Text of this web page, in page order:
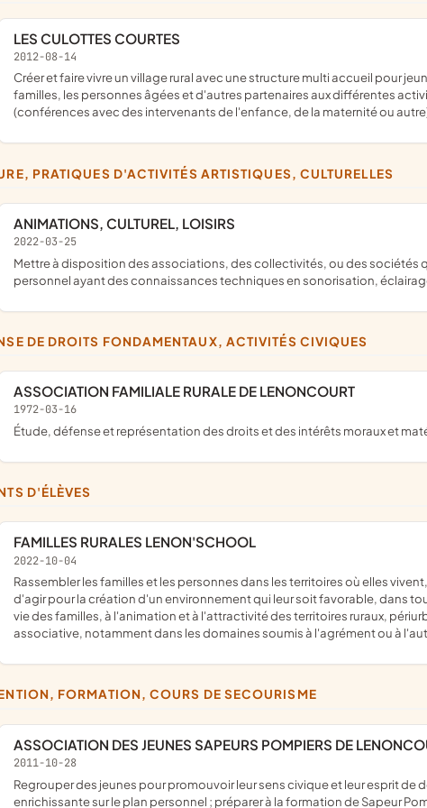
LES CULOTTES COURTES
2012-08-14
créer et faire vivre un village rural avec une structure multi accueil pour jeunes enfants ; faire participer les assistantes maternelles, les
familles, les personnes âgées et d'autres partenaires aux différentes
(conférences avec des intervenants de l'enfance, de la maternité ou
PRATIQUES D'ACTIVITÉS ARTISTIQUES, CULTURELLES
ANIMATIONS, CULTUREL, LOISIRS
2022-03-25
mettre à disposition des associations, des collectivités, ou des sociétés qui éprouvent un besoin ponctuel (occasionnellement) de
personnel ayant des connaissances techniques en sonorisation,
DE DROITS FONDAMENTAUX, ACTIVITÉS CIVIQUES
ASSOCIATION FAMILIALE RURALE DE LENONCOURT
1972-03-16
étude, défense et représentation des droits et des intérêts moraux et
D'ÉLÈVES
FAMILLES RURALES LENON'SCHOOL
2022-10-04
rassembler les familles et les personnes dans les territoires où elles vivent, ; assurer la défense de leurs intérêts matériels et moraux, et
d'agir pour la création d'un environnement qui leur soit favorable, dans
vie des familles, à l'animation et à l'attractivité des territoires ruraux,
associative, notamment dans les domaines soumis à l'agrément ou à
FORMATION, COURS DE SECOURISME
ASSOCIATION DES JEUNES SAPEURS POMPIERS DE
2011-10-28
regrouper des jeunes pour promouvoir leur sens civique et leur esprit de dévouement ; leur assurer une formation civique et théorique
enrichissante sur le plan personnel ; préparer à la formation de Sapeur